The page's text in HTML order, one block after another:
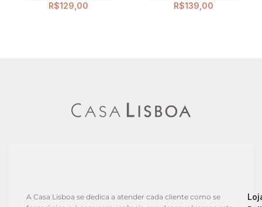
R$129,00
R$139,00
A Casa Lisboa se dedica a atender cada cliente como se